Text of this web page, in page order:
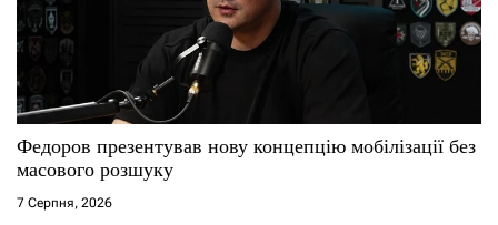
Федоров презентував нову концепцію мобілізації без
масового розшуку
7 Серпня, 2026